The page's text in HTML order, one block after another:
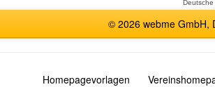
© 2026 webme GmbH,
Homepagevorlagen